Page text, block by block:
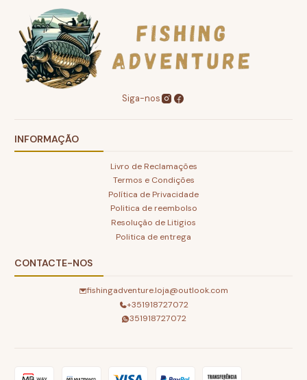
Siga-nos
INFORMAÇÃO
Livro de Reclamações
Termos e Condições
Política de Privacidade
Politica de reembolso
Resolução de Litigios
Politica de entrega
CONTACTE-NOS
fishingadventure.loja@outlook.com
+351918727072
351918727072